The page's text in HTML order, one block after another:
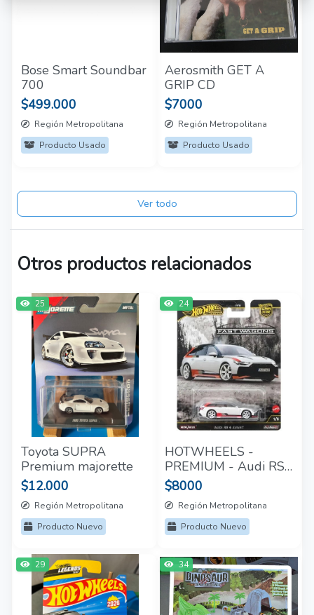
Bose Smart Soundbar
700
$499.000
Región Metropolitana
Producto Usado
Aerosmith GET A
GRIP CD
$7000
Región Metropolitana
Producto Usado
Ver todo
Otros productos relacionados
25
Toyota SUPRA
Premium majorette
$12.000
Región Metropolitana
Producto Nuevo
24
HOTWHEELS -
PREMIUM - Audi RS6
AVANT
$8000
Región Metropolitana
Producto Nuevo
29 34